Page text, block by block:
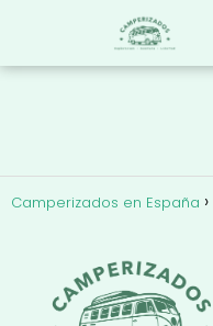
Camperizados en España